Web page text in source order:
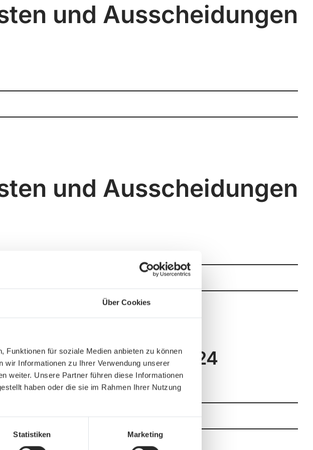
Über Cookies
Funktionen für soziale Medien anbieten zu können
wir Informationen zu Ihrer Verwendung unserer
weiter. Unsere Partner führen diese Informationen
haben oder die sie im Rahmen Ihrer Nutzung
Statistiken Marketing
und Ausscheidungen
und Ausscheidungen
Ausscheidungen 2024